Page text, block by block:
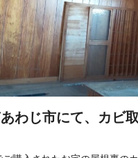
わじ市にて、カビ